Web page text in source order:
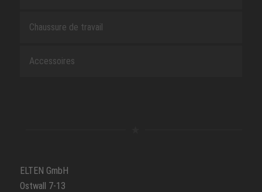
Chaussure de travail
Accessoires
ELTEN GmbH
Ostwall 7-13